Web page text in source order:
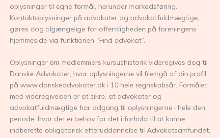
oplysninger til egne formål, herunder markedsføring.
Kontaktoplysninger på advokater og advokatfuldmægtige,
gøres dog tilgængelige for offentligheden på foreningens
hjemmeside via funktionen ”Find advokat”.
Oplysninger om medlemmers kursushistorik videregives dog til
Danske Advokater, hvor oplysningerne vil fremgå af din profil
på www.danskeadvokater.dk i 10 hele regnskabsår. Formålet
med videregivelsen er at sikre, at advokater og
advokatfuldmægtige har adgang til oplysningerne i hele den
periode, hvor der er behov for det i forhold til at kunne
indberette obligatorisk efteruddannelse til Advokatsamfundet.